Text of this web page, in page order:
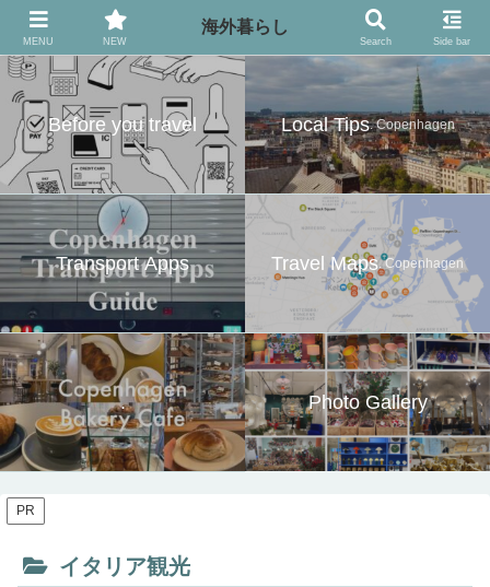
異国の地でのお役立ち情報
Before you travel Local Tips. Copenhagen
Transport Apps Travel Maps. Copenhagen
. Photo Gallery
PR
イタリア観光
MENU NEW
海外暮らし
Search Side bar